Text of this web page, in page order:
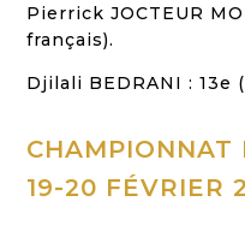
Pierrick JOCTEUR
français).
Djilali BEDRANI : 13e
CHAMPIONNAT
19-20 FÉVRIER